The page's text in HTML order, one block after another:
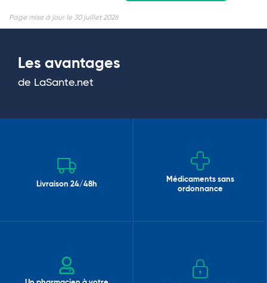
Page mise à jour le 30 juillet 2026
Les avantages
de LaSante.net
Livraison 24/48h
Médicaments sans
ordonnance